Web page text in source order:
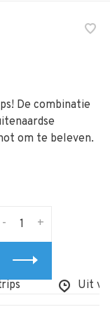
De combinatie
om te beleven.
+
-
Uit